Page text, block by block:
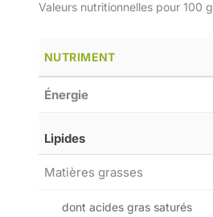
Valeurs nutritionnelles pour 100 g
NUTRIMENT
Énergie
Lipides
Matières grasses
dont acides gras saturés